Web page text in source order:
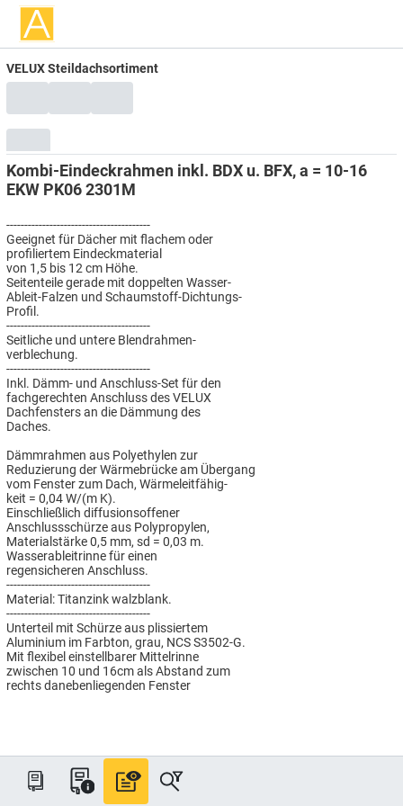
VELUX Steildachsortiment
Kombi-Eindeckrahmen inkl. BDX u. BFX, a = 10-16
EKW PK06 2301M
----------------------------------------
Geeignet für Dächer mit flachem oder
profiliertem Eindeckmaterial
von 1,5 bis 12 cm Höhe.
Seitenteile gerade mit doppelten Wasser-
Ableit-Falzen und Schaumstoff-Dichtungs-
Profil.
----------------------------------------
Seitliche und untere Blendrahmen-
verblechung.
----------------------------------------
Inkl. Dämm- und Anschluss-Set für den
fachgerechten Anschluss des VELUX
Dachfensters an die Dämmung des
Daches.
Dämmrahmen aus Polyethylen zur
Reduzierung der Wärmebrücke am Übergang
vom Fenster zum Dach, Wärmeleitfähig-
keit = 0,04 W/(m K).
Einschließlich diffusionsoffener
Anschlussschürze aus Polypropylen,
Materialstärke 0,5 mm, sd = 0,03 m.
Wasserableitrinne für einen
regensicheren Anschluss.
----------------------------------------
Material: Titanzink walzblank.
----------------------------------------
Unterteil mit Schürze aus plissiertem
Aluminium im Farbton, grau, NCS S3502-G.
Mit flexibel einstellbarer Mittelrinne
zwischen 10 und 16cm als Abstand zum
rechts danebenliegenden Fenster